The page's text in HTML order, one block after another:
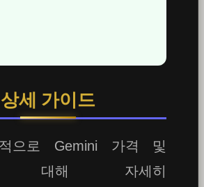
상세 가이드
으로 Gemini 가격 및
대해 자세히